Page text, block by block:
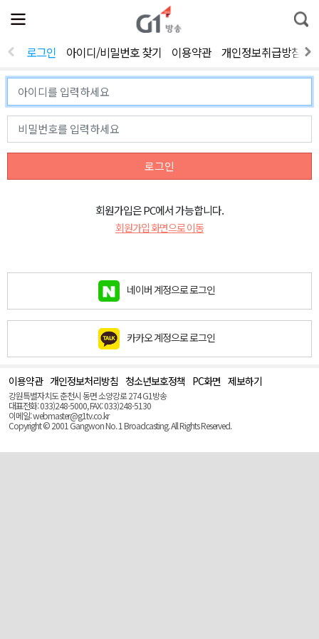
전
체
뉴
열
통
합
색
로그인 아이디/비밀번호 찾기 이용약관 개인정보취급방침
로그인
회원가입은 PC에서 가능합니다.
회원가입 화면으로 이동
네이버 계정으로 로그인
카카오 계정으로 로그인
이용약관 개인정보처리방침 청소년보호정책 PC화면 제보하기
강원특별자치도 춘천시 동면 소양강로 274 G1방송
대표전화: 033)248-5000, FAX: 033)248-5130
이메일: webmaster@g1tv.co.kr
Copyright © 2001 Gangwon No. 1 Broadcasting. All Rights Reserved.